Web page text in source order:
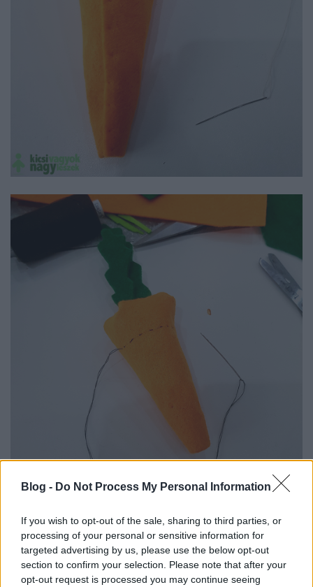
Blog - Do Not Process My Personal Information
If you wish to opt-out of the sale, sharing to third parties, or
processing of your personal or sensitive information for
targeted advertising by us, please use the below opt-out
section to confirm your selection. Please note that after your
opt-out request is processed you may continue seeing